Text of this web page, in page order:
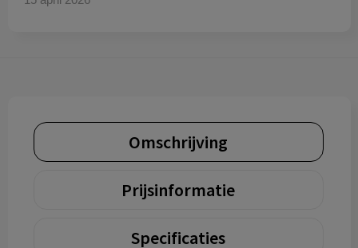
Omschrijving
Prijsinformatie
Specificaties